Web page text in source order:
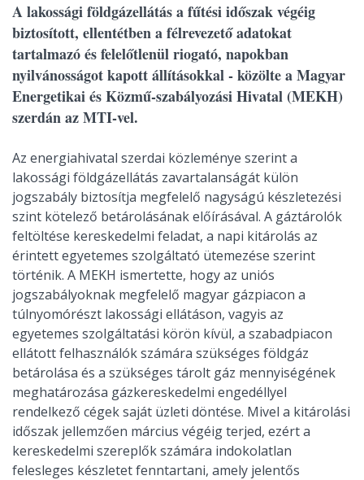
A lakossági földgázellátás a fűtési időszak végéig
biztosított, ellentétben a félrevezető adatokat
tartalmazó és felelőtlenül riogató, napokban
nyilvánosságot kapott állításokkal - közölte a Magyar
Energetikai és Közmű-szabályozási Hivatal (MEKH)
szerdán az MTI-vel.
Az energiahivatal szerdai közleménye szerint a
lakossági földgázellátás zavartalanságát külön
jogszabály biztosítja megfelelő nagyságú készletezési
szint kötelező betárolásának előírásával. A gáztárolók
feltöltése kereskedelmi feladat, a napi kitárolás az
érintett egyetemes szolgáltató ütemezése szerint
történik. A MEKH ismertette, hogy az uniós
jogszabályoknak megfelelő magyar gázpiacon a
túlnyomórészt lakossági ellátáson, vagyis az
egyetemes szolgáltatási körön kívül, a szabadpiacon
ellátott felhasználók számára szükséges földgáz
betárolása és a szükséges tárolt gáz mennyiségének
meghatározása gázkereskedelmi engedéllyel
rendelkező cégek saját üzleti döntése. Mivel a kitárolási
időszak jellemzően március végéig terjed, ezért a
kereskedelmi szereplők számára indokolatlan
felesleges készletet fenntartani, amely jelentős